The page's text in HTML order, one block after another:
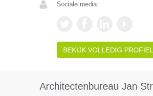
Sociale media:
BEKIJK VOLLEDIG PROFIEL
Architectenbureau Jan